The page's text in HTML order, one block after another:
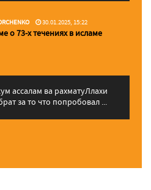
30.01.2025, 15:22
о 73-х течениях в исламе
за то что попробовал ...